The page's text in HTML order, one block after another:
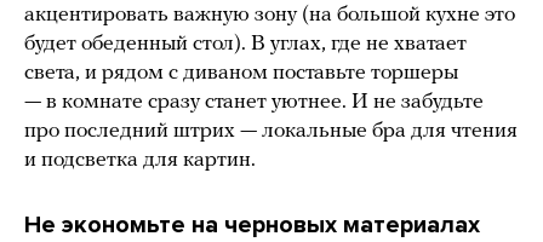
акцентировать важную зону (на большой кухне это
будет обеденный стол). В углах, где не хватает
света, и рядом с диваном поставьте торшеры
— в комнате сразу станет уютнее. И не забудьте
про последний штрих — локальные бра для чтения
и подсветка для картин.
Не экономьте на черновых материалах